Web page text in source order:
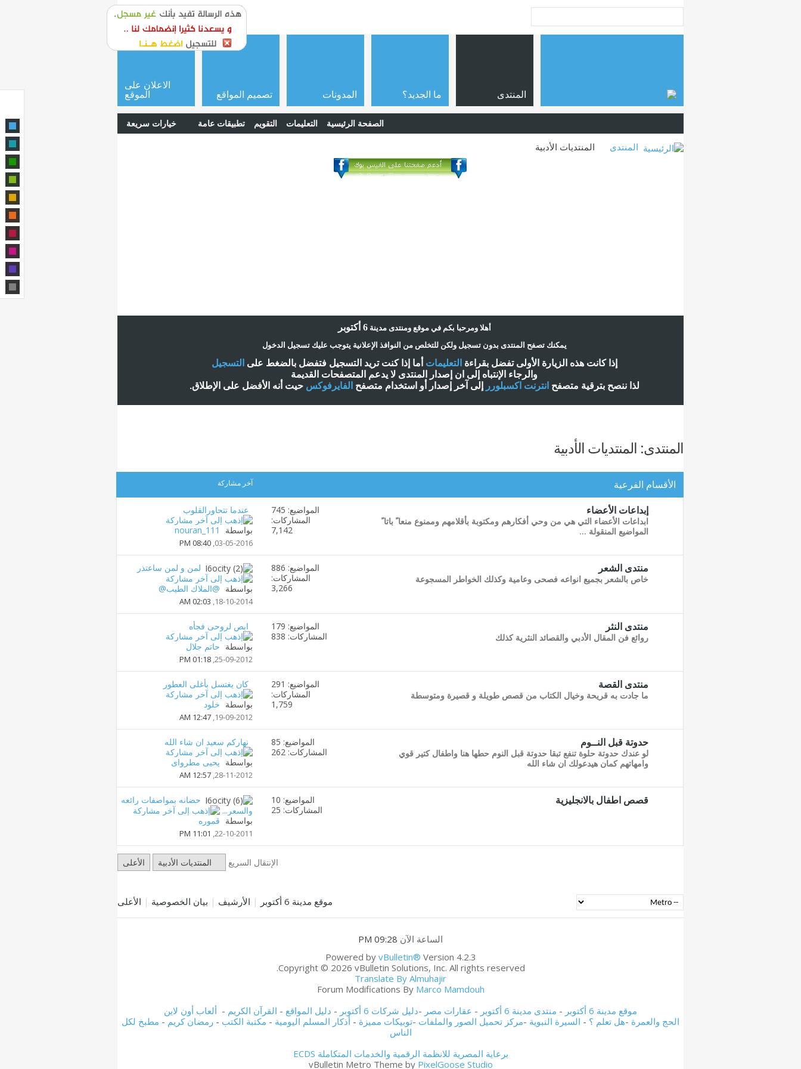
or login
المنتدى
الصفحة الرئيسية التعليمات التقويم تطبيقات عامة خيارات سريعة
ما الجديد؟ المدونات تصميم المواقع
الاعلان على
الموقع
المنتدى المنتديات الأدبية
أهلا ومرحبا بكم في موقع ومنتدى مدينة6 أكتوبر
يمكنك تصفح المنتدى بدون تسجيل ولكن للتخلص من النوافذ الإعلانية يتوجب عليك تسجيل الدخول
إذا كانت هذه الزيارة الأولى تفضل بقراءة التعليمات ما إذا كنت تريد التسجيل فتفضل بالضغط على التسجيل
والرجاء الإنتباه إلى ان إصدار المنتدى لا يدعم المتصفحات القديمة
لذا ننصح بترقية متصفح انترنت اكسبلورر إلى آخر إصدار أو استخدام متصفح الفايرفوكس حيت أنه الأفضل على الإطلاق.
المنتدى: المنتديات الأدبية
الأقسام الفرعية آخر مشاركة
إبداعات الأعضاء
ابداعات الأعضاء التي هي من وحي أفكارهم ومكتوبة بأقلامهم وممنوع منعا ً باتا ً
المواضيع المنقولة ...
مشاهدة
تغذيات
المواضيع: 745
المشاركات:
7,142
عندما تتحاورالقلوب
بواسطة
nouran_111
03-05-2016,
08:40 PM
منتدى الشعر
خاص بالشعر بجميع انواعه فصحى وعامية وكذلك الخواطر المسجوعة
مشاهدة
تغذيات
المواضيع: 886
المشاركات:
3,266
لمن و لمن ساعتذر
بواسطة @الملاك الطيب@
18-10-2014,
02:03 AM
منتدى النثر
روائع فن المقال الأدبي والقصائد النثرية كذلك
مشاهدة
تغذيات
المواضيع: 179
المشاركات: 838
ابص لروحى فجأه
بواسطة حاتم جلال
25-09-2012,
01:18 PM
منتدى القصة
ما جادت به قريحة وخيال الكتاب من قصص طويلة و قصيرة ومتوسطة
مشاهدة
تغذيات
المواضيع: 291
المشاركات:
1,759
كان يغتسل بأغلى العطور
بواسطة خلود
19-09-2012,
12:47 AM
حدوتة قبل النــوم
لو عندك حدوتة حلوة تنفع تبقا حدوتة قبل النوم حطها هنا واطفال كتير قوي
وامهاتهم كمان هيدعولك ان شاء الله
مشاهدة
تغذيات
المواضيع: 85
المشاركات: 262
نهاركم سعيد ان شاء الله
بواسطة يحيى مطرواى
28-11-2012,
12:57 AM
قصص اطفال بالانجليزية
مشاهدة
تغذيات
المواضيع: 10
المشاركات: 25
حضانه بمواصفات رائعه
والسعر...
بواسطة قموره
22-10-2011,
11:01 PM
الإنتقال السريع المنتديات الأدبية الأعلى
موقع مدينة 6 أكتوبر | الأرشيف | بيان الخصوصية | الأعلى
الساعة الآن 09:28 PM
Powered by vBulletin® Version 4.2.3
Copyright © 2026 vBulletin Solutions, Inc. All rights reserved.
Translate By Almuhajir
Forum Modifications By Marco Mamdouh
موقع مدينة 6 أكتوبر
- منتدى مدينة 6 أكتوبر - عقارات مصر -دليل شركات 6 أكتوبر - دليل المواقع - القرآن الكريم - ألعاب أون لاين
الحج والعمرة -هل تعلم ؟ - السيرة النبوية -مركز تحميل الصور والملفات -توبيكات مميزة - أذكار المسلم اليومية - مكتبة الكتب - رمضان كريم - مطبخ لكل
الناس
برعاية المصرية للانظمة الرقمية والخدمات المتكاملة ECDS
vBulletin Metro Theme by PixelGoose Studio